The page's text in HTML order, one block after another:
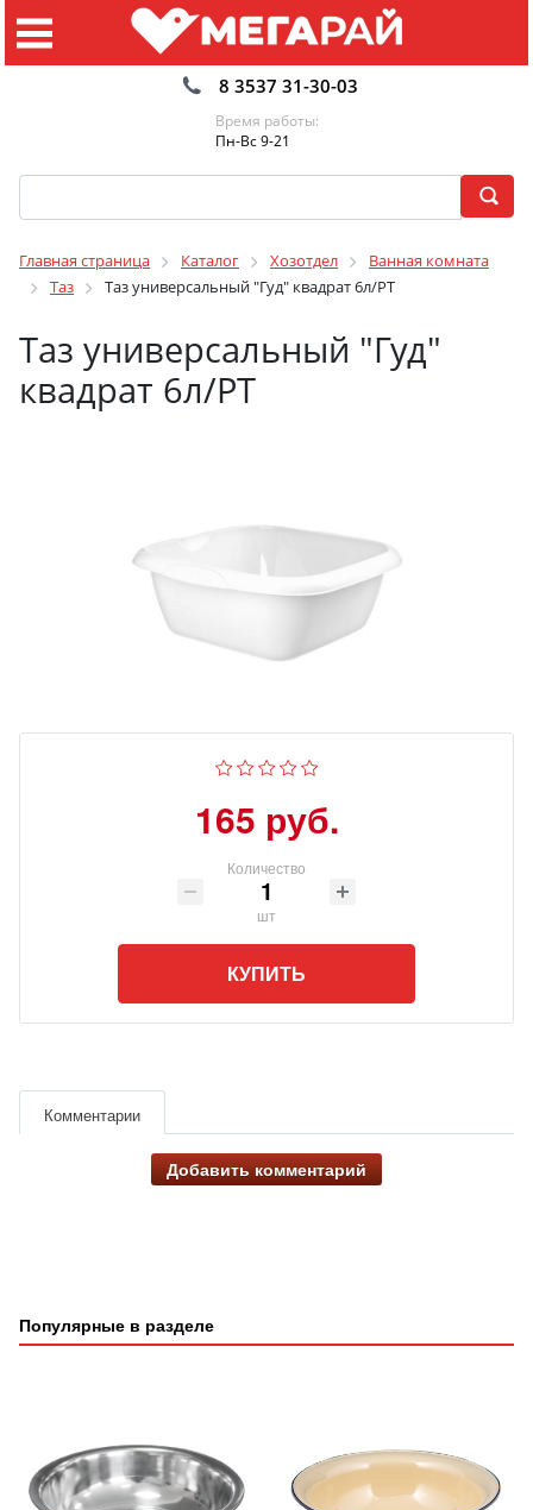
8 3537 31-30-03
Время работы:
Пн-Вс 9-21
Главная страница Каталог Хозотдел
Ванная комната
Таз
Таз универсальный "Гуд" квадрат 6л/РТ
Таз универсальный "Гуд"
квадрат 6л/РТ
165 руб.
Количество
шт
КУПИТЬ
Комментарии
Добавить комментарий
Популярные в разделе